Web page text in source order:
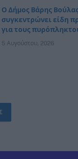
Ο Δήμος Βάρης
συγκεντρώνει είδη
για τους
5 Αυγούστου, 2026